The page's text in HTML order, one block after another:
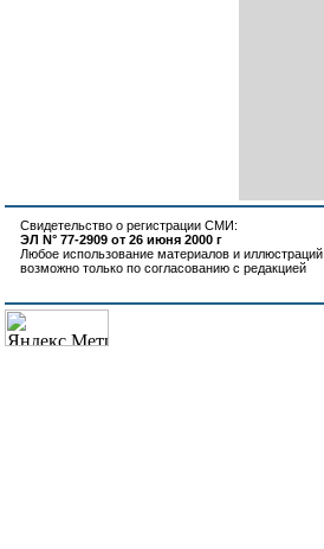
Свидетельство о регистрации СМИ:
ЭЛ N° 77-2909 от 26 июня 2000 г
Любое использование материалов и иллюстраций
возможно только по согласованию с редакцией